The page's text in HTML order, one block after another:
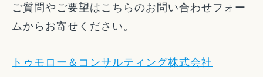
ご質問やご要望はこちらのお問い合わせフォー
ムからお寄せください。
トゥモロー＆コンサルティング株式会社